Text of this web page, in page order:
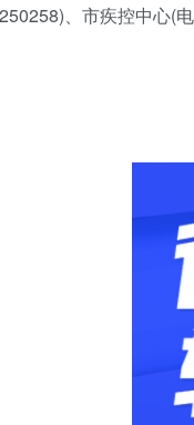
、市疾控中心(电